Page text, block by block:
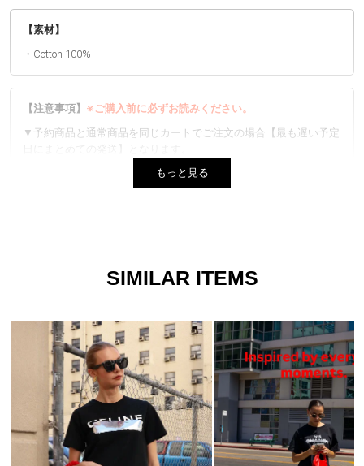
【素材】
・Cotton 100%
【注意事項】 ※ご購入前に必ずお読みください。
▼予約商品と通常商品を同じカートでご注文の場合【最も遅い予定
▼生産時期やカラーによってネームタグ、素材など異なる場合がご
色味が異なる場合がございます。
▼実物に近い色は、着用以外の色名が付いた画像が１番近い色にな
ります。
▼サイズはスタッフが平置きでメジャー計測したものになります。
商品により若干の誤差が生じる場合がございます。
▼ご購入の際に1回の決済で当店が定めている金額以上であれば送
もっと見る
SIMILAR ITEMS